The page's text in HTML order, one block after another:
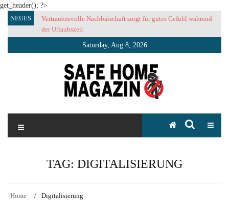
get_header(); ?>
Skip
content
NEUES
Vertrauensvolle Nachbarschaft sorgt für gutes Gefühl während
der Urlaubszeit
Saturday, Aug 8, 2026
SAFE HOME Magazin
TAG: DIGITALISIERUNG
Home Digitalisierung